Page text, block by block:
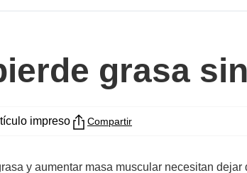
grasa
impreso Compartir
y aumentar masa muscular necesitan